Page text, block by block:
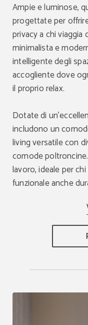
Ampie e luminose,
progettate per
privacy a chi viaggia
minimalista e
intelligente degli
accogliente dove
il proprio relax.
Dotate di
includono un
living versatile con
comode
lavoro, ideale per
funzionale anche